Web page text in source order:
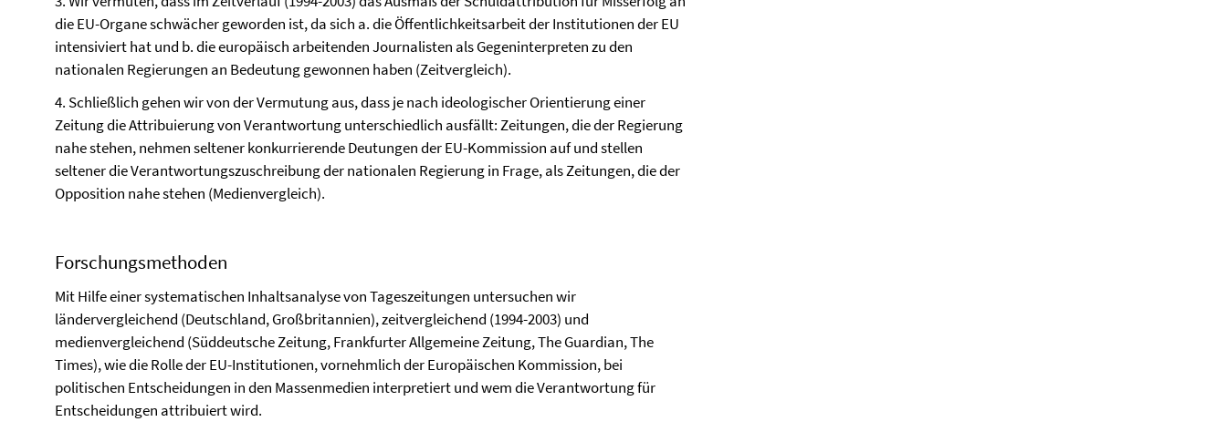
die EU-Organe schwächer geworden ist, da sich a. die Öffentlichkeitsarbeit der Institutionen der EU
intensiviert hat und b. die europäisch arbeitenden Journalisten als Gegeninterpreten zu den
nationalen Regierungen an Bedeutung gewonnen haben (Zeitvergleich).
4. Schließlich gehen wir von der Vermutung aus, dass je nach ideologischer Orientierung einer
Zeitung die Attribuierung von Verantwortung unterschiedlich ausfällt: Zeitungen, die der Regierung
nahe stehen, nehmen seltener konkurrierende Deutungen der EU-Kommission auf und stellen
seltener die Verantwortungszuschreibung der nationalen Regierung in Frage, als Zeitungen, die der
Opposition nahe stehen (Medienvergleich).
Forschungsmethoden
Mit Hilfe einer systematischen Inhaltsanalyse von Tageszeitungen untersuchen wir
ländervergleichend (Deutschland, Großbritannien), zeitvergleichend (1994-2003) und
medienvergleichend (Süddeutsche Zeitung, Frankfurter Allgemeine Zeitung, The Guardian, The
Times), wie die Rolle der EU-Institutionen, vornehmlich der Europäischen Kommission, bei
politischen Entscheidungen in den Massenmedien interpretiert und wem die Verantwortung für
Entscheidungen attribuiert wird.